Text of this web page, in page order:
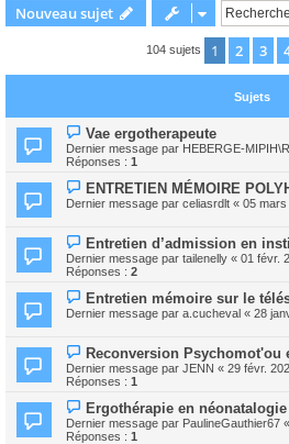
Nouveau sujet
104 sujets 1 2 3
Sujets
Vae ergotherapeute
Dernier message par HEBERGE-
Réponses : 1
ENTRETIEN MÉMOIRE
Dernier message par celiasrdlt « 05 mars
Entretien d’admission en
Dernier message par tailenelly « 01 févr.
Réponses : 2
Entretien mémoire sur le
Dernier message par a.cucheval « 28
Reconversion Psychomot'ou
Dernier message par JENN « 29 févr.
Réponses : 1
Ergothérapie en néonatalogie
Dernier message par PaulineGauthier67 «
Réponses : 1